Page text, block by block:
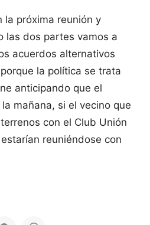
la próxima reunión y
las dos partes vamos a
acuerdos alternativos
la política se trata
anticipando que el
mañana, si el vecino que
con el Club Unión
reuniéndose con